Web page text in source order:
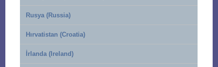
Rusya (Russia)
Hırvatistan (Croatia)
İrlanda (Ireland)